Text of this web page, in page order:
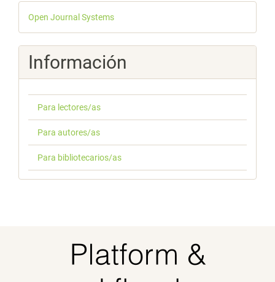
Desarrollado
por
Open Journal Systems
Información
Para lectores/as
Para autores/as
Para bibliotecarios/as